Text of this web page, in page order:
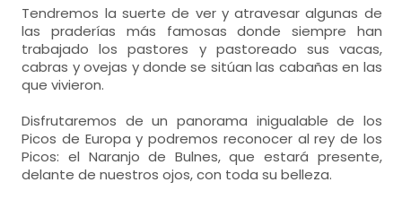
Tendremos la suerte de ver y atravesar algunas de
las praderías más famosas donde siempre han
trabajado los pastores y pastoreado sus vacas,
cabras y ovejas y donde se sitúan las cabañas en las
que vivieron.
Disfrutaremos de un panorama inigualable de los
Picos de Europa y podremos reconocer al rey de los
Picos: el Naranjo de Bulnes, que estará presente,
delante de nuestros ojos, con toda su belleza.